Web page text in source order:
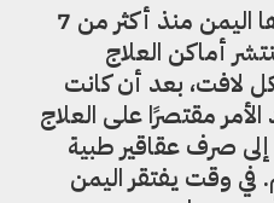
أنعشت الحرب التي يشهدها اليمن منذ أكثر من 7
أماكن العلاج
لافت، بعد أن كانت
مقتصرًا على العلاج
إلى صرف عقاقير طبية
وقت يفتقر اليمن